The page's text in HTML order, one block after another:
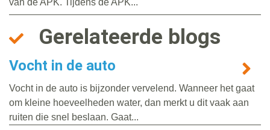
van de APK. Tijdens de APK...
Gerelateerde blogs
Vocht in de auto
Vocht in de auto is bijzonder vervelend. Wanneer het gaat
om kleine hoeveelheden water, dan merkt u dit vaak aan
ruiten die snel beslaan. Gaat...